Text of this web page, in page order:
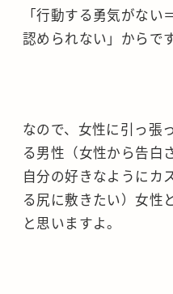
「行動する勇気がな
認められない」からです
なので、女性に引っ張
る男性（女性から告白
自分の好きなようにカ
る尻に敷きたい）女性
と思いますよ。